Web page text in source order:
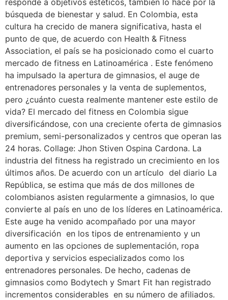
responde a objetivos estéticos, también lo hace por la
búsqueda de bienestar y salud. En Colombia, esta
cultura ha crecido de manera significativa, hasta el
punto de que, de acuerdo con Health & Fitness
Association, el país se ha posicionado como el cuarto
mercado de fitness en Latinoamérica . Este fenómeno
ha impulsado la apertura de gimnasios, el auge de
entrenadores personales y la venta de suplementos,
pero ¿cuánto cuesta realmente mantener este estilo de
vida? El mercado del fitness en Colombia sigue
diversificándose, con una creciente oferta de gimnasios
premium, semi-personalizados y centros que operan las
24 horas. Collage: Jhon Stiven Ospina Cardona. La
industria del fitness ha registrado un crecimiento en los
últimos años. De acuerdo con un artículo del diario La
República, se estima que más de dos millones de
colombianos asisten regularmente a gimnasios, lo que
convierte al país en uno de los líderes en Latinoamérica.
Este auge ha venido acompañado por una mayor
diversificación en los tipos de entrenamiento y un
aumento en las opciones de suplementación, ropa
deportiva y servicios especializados como los
entrenadores personales. De hecho, cadenas de
gimnasios como Bodytech y Smart Fit han registrado
incrementos considerables en su número de afiliados.